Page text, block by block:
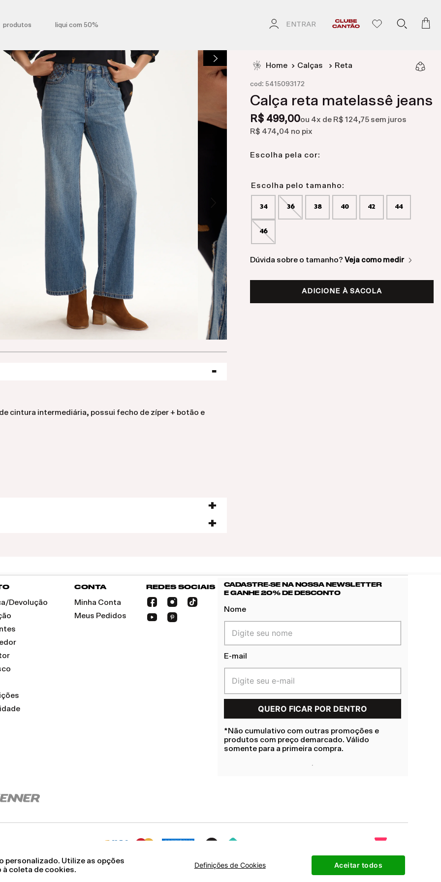
produtos liqui com 50% ENTRAR
personalizado. Utilize as opções
à coleta de cookies.
Definições de Cookies Aceitar todos
cintura intermediária, possui fecho de zíper + botão e
Calças Reta
cod : 5415093172
Calça reta matelassê jeans
R$ 499,00ou 4x de R$ 124,75sem juros
R$ 474,04 no pix
Escolha pela cor:
34 36 38 40 42 44
46
Dúvida sobre o tamanho? Veja como medir
ADICIONE À SACOLA
Devolução
CONTA
Minha Conta
Meus Pedidos
REDES SOCIAIS
CADASTRE-SE NA NOSSA NEWSLETTER
E GANHE 20% DE DESCONTO
Nome
E-mail
*Não cumulativo com outras promoções e
produtos com preço demarcado. Válido
somente para a primeira compra.